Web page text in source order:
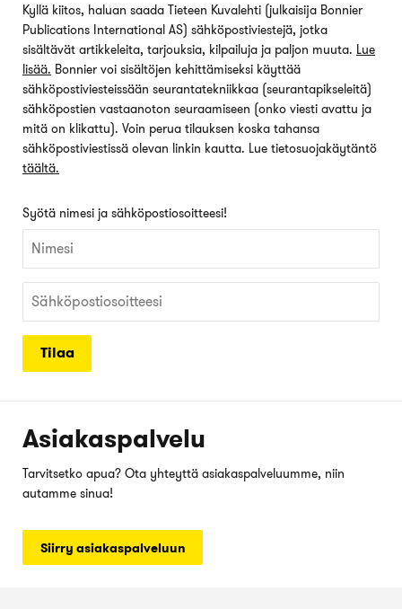
Kyllä kiitos, haluan saada Tieteen Kuvalehti (julkaisija Bonnier
Publications International AS) sähköpostiviestejä, jotka
sisältävät artikkeleita, tarjouksia, kilpailuja ja paljon muuta. Lue
lisää. Bonnier voi sisältöjen kehittämiseksi käyttää
sähköpostiviesteissään seurantatekniikkaa (seurantapikseleitä)
sähköpostien vastaanoton seuraamiseen (onko viesti avattu ja
mitä on klikattu). Voin perua tilauksen koska tahansa
sähköpostiviestissä olevan linkin kautta. Lue tietosuojakäytäntö
täältä.
Syötä nimesi ja sähköpostiosoitteesi!
Tilaa
Asiakaspalvelu
Tarvitsetko apua? Ota yhteyttä asiakaspalveluumme, niin
autamme sinua!
Siirry asiakaspalveluun